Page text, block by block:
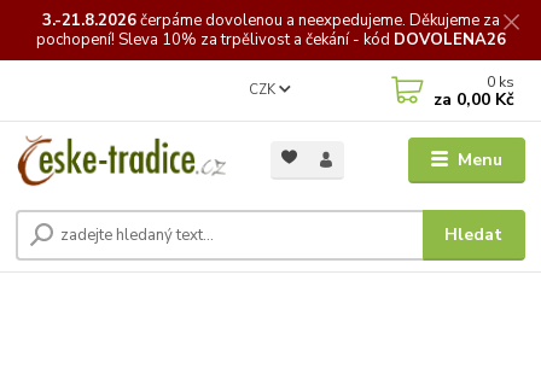
3.-21.8.2026čerpámedovolenou a neexpedujeme. Děkujeme za
pochopení! Sleva 10% za trpělivost a čekání - kód DOVOLENA26
Menu
CZK
Hledat
0 ks
za 0,00 Kč